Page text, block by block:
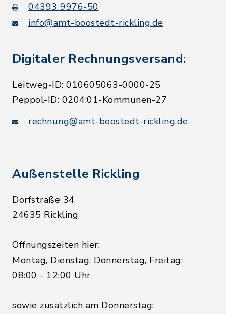
04393 9976-50
info@amt-boostedt-rickling.de
Digitaler Rechnungsversand:
Leitweg-ID: 010605063-0000-25
Peppol-ID: 0204:01-Kommunen-27
rechnung@amt-boostedt-rickling.de
Außenstelle Rickling
Dorfstraße 34
24635 Rickling
Öffnungszeiten hier:
Montag, Dienstag, Donnerstag, Freitag:
08:00 - 12:00 Uhr
sowie zusätzlich am Donnerstag: